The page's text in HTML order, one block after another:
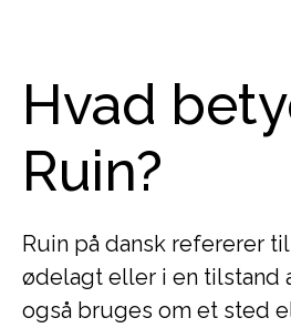
Hvad
Ruin?
Ruin på dansk refererer
ødelagt eller i en tilstand
også bruges om et sted